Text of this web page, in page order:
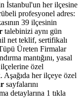
İstanbul'un her ilçesine
profesyonel adres:
39 ilçesinin
talebinizi aynı gün
net teklif, sertifikalı
Üreten Firmalar
mantığını, yasal
özel
Aşağıda her ilçeye özel
sayfalarını
detaylarına 1 tıkla